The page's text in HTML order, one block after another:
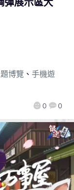
0 0
博覽 、 手機遊